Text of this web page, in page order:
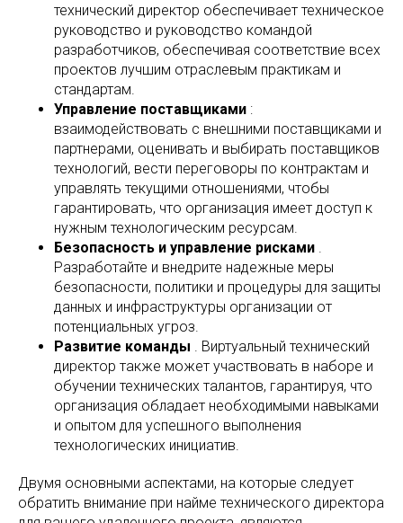
технический директор обеспечивает техническое
руководство и руководство командой
разработчиков, обеспечивая соответствие всех
проектов лучшим отраслевым практикам и
стандартам.
Управление поставщиками :
взаимодействовать с внешними поставщиками и
партнерами, оценивать и выбирать поставщиков
технологий, вести переговоры по контрактам и
управлять текущими отношениями, чтобы
гарантировать, что организация имеет доступ к
нужным технологическим ресурсам.
Безопасность и управление рисками .
Разработайте и внедрите надежные меры
безопасности, политики и процедуры для защиты
данных и инфраструктуры организации от
потенциальных угроз.
Развитие команды . Виртуальный технический
директор также может участвовать в наборе и
обучении технических талантов, гарантируя, что
организация обладает необходимыми навыками
и опытом для успешного выполнения
технологических инициатив.
Двумя основными аспектами, на которые следует
обратить внимание при найме технического директора